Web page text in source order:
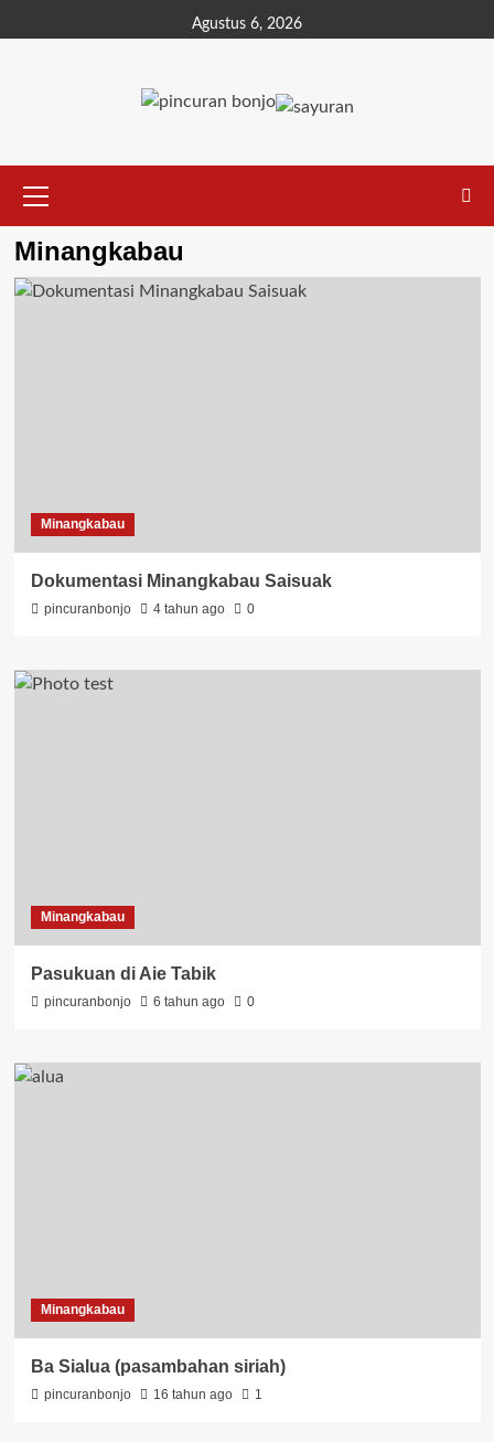
Agustus 6, 2026
Minangkabau
Minangkabau
Dokumentasi Minangkabau Saisuak
pincuranbonjo 4 tahun ago 0
Minangkabau
Pasukuan di Aie Tabik
pincuranbonjo 6 tahun ago 0
Minangkabau
Ba Sialua (pasambahan siriah)
pincuranbonjo 16 tahun ago 1